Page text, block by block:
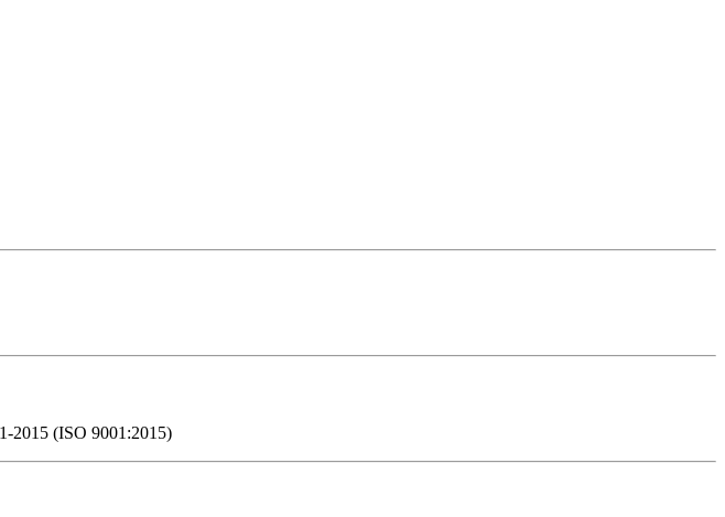
2015 (ISO 9001:2015)